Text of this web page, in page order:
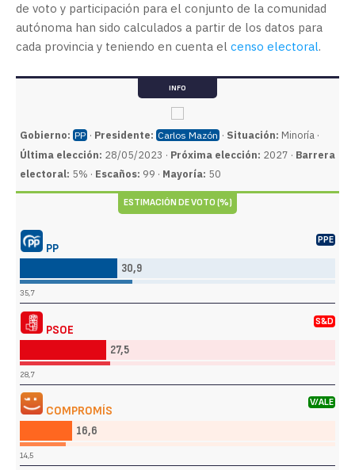
de voto y participación para el conjunto de la comunidad
autónoma han sido calculados a partir de los datos para
cada provincia y teniendo en cuenta el censo electoral.
INFO
Gobierno: PP · Presidente: Carlos Mazón · Situación: Minoría ·
Última elección: 28/05/2023 · Próxima elección: 2027 · Barrera
electoral: 5% · Escaños: 99 · Mayoría: 50
ESTIMACIÓN DE VOTO (%)
PP
PPE
30,9
35,7
PSOE
S&D
27,5
28,7
COMPROMÍS
V/ALE
16,6
14,5